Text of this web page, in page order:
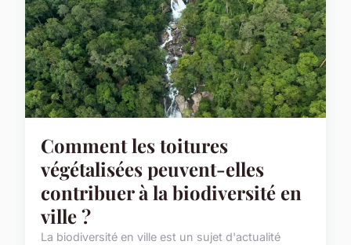
Comment les toitures
végétalisées peuvent-elles
contribuer à la biodiversité en
ville ?
La biodiversité en ville est un sujet d'actualité